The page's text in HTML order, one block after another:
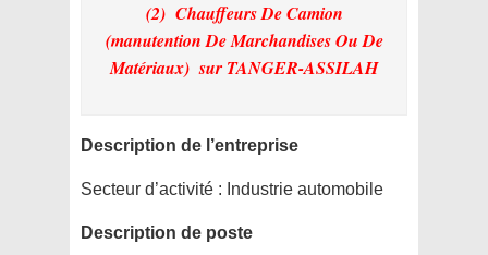
(2) Chauffeurs De Camion
(manutention De Marchandises Ou De
Matériaux) sur TANGER-ASSILAH
Description de l’entreprise
Secteur d’activité : Industrie automobile
Description de poste